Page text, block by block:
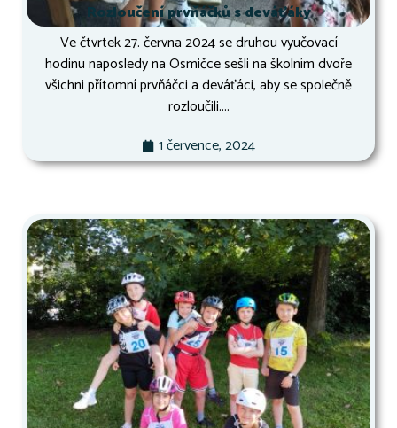
Rozloučení prvňáčků s deváťáky
Ve čtvrtek 27. června 2024 se druhou vyučovací
hodinu naposledy na Osmičce sešli na školním dvoře
všichni přítomní prvňáčci a deváťáci, aby se společně
rozloučili....
1 července, 2024